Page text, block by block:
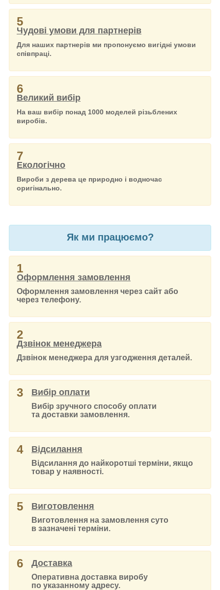
5
Чудові умови для партнерів
Для наших партнерів ми пропонуємо вигідні умови
співпраці.
6
Великий вибір
На ваш вибір понад 1000 моделей різьблених
виробів.
7
Екологічно
Вироби з дерева це природно і водночас
оригінально.
Як ми працюємо?
1
Оформлення замовлення
Оформлення замовлення через сайт або
через телефону.
2
Дзвінок менеджера
Дзвінок менеджера для узгодження деталей.
3 Вибір оплати
Вибір зручного способу оплати
та доставки замовлення.
4 Відсилання
Відсилання до найкоротші терміни, якщо
товар у наявності.
5 Виготовлення
Виготовлення на замовлення суто
в зазначені терміни.
6 Доставка
Оперативна доставка виробу
по указанному адресу.